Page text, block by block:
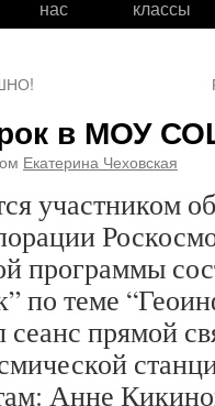
нас
классы
в МОУ
Екатерина Чеховская
участником
программы
по теме
прямой
Анне